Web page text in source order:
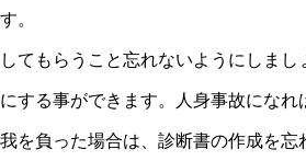
。
てもらうこと忘れないようにしまし
する事ができます。人身事故にな
を負った場合は、診断書の作成を忘